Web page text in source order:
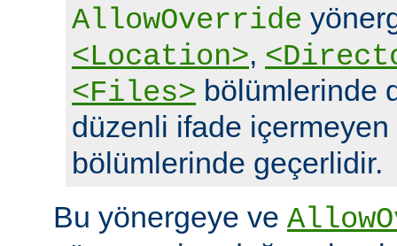
AllowOverride
<Location>,
<Files> bölümlerinde
düzenli ifade içermeyen
bölümlerinde geçerlidir.
Bu yönergeye ve